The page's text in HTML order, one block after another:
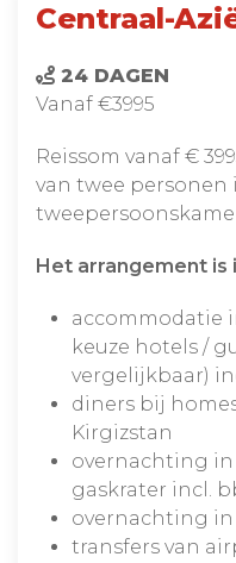
Centraal-
24 DAGEN
Vanaf €3995
Reissom vanaf €
van twee personen
Het arrangement is
accommodatie
keuze hotels /
vergelijkbaar)
diners bij
Kirgizstan
overnachting in
gaskrater incl.
overnachting in
transfers van